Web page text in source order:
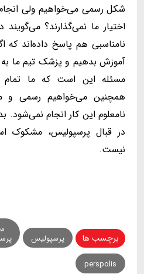
شکل رسمی می‌خواهیم ولی
اختیار ما نمی‌گذارند؟
نامناسبی هم پاسخ داده‌اند که
آموزش بدهیم و پزشک تیم ما
مسئله این است که ما تمام
همچنین می‌خواهیم رسمی و
نامعلوم این کار انجام نمی‌شود.
در قبال پرسپولیس، مشکوک
نیست.
برچسب ها پرسپولیس
perspolis